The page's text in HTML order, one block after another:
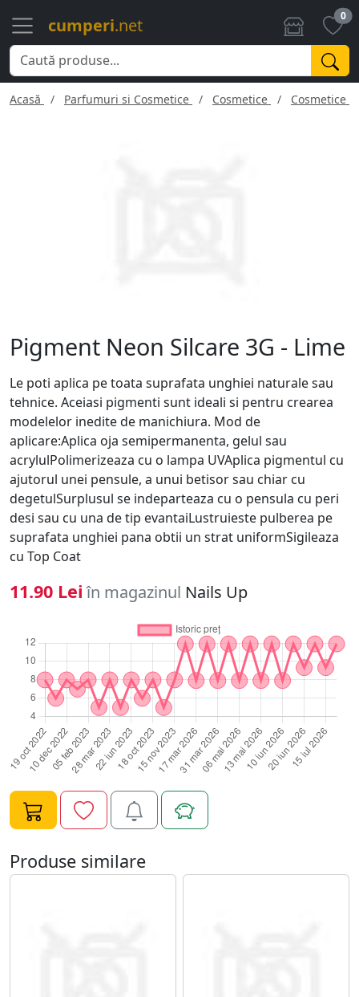
cumperi.net 0
Acasă Parfumuri si Cosmetice Cosmetice Cosmetice
Pigment Neon Silcare 3G - Lime
Le poti aplica pe toata suprafata unghiei naturale sau
tehnice. Aceiasi pigmenti sunt ideali si pentru crearea
modelelor inedite de manichiura. Mod de
aplicare:Aplica oja semipermanenta, gelul sau
acrylulPolimerizeaza cu o lampa UVAplica pigmentul cu
ajutorul unei pensule, a unui betisor sau chiar cu
degetulSurplusul se indeparteaza cu o pensula cu peri
desi sau cu una de tip evantaiLustruieste pulberea pe
suprafata unghiei pana obtii un strat uniformSigileaza
cu Top Coat
11.90 Lei în magazinul Nails Up
Produse similare